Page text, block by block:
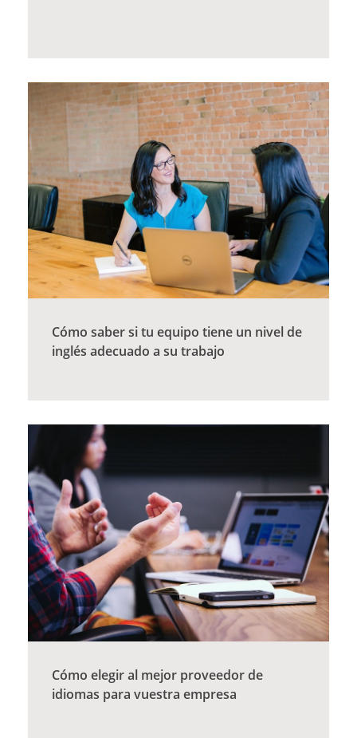
Cómo saber si tu equipo tiene un nivel de
inglés adecuado a su trabajo
Cómo elegir al mejor proveedor de
idiomas para vuestra empresa